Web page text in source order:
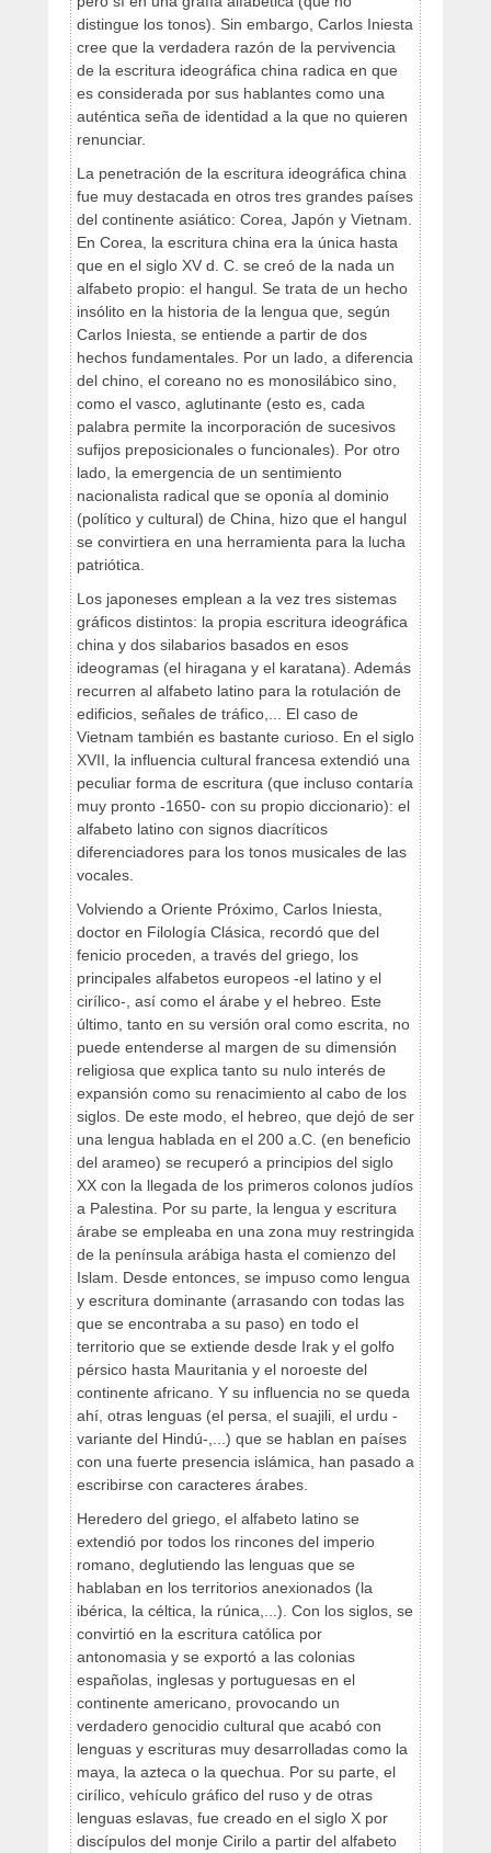
distingue los tonos). Sin embargo, Carlos Iniesta
cree que la verdadera razón de la pervivencia
de la escritura ideográfica china radica en que
es considerada por sus hablantes como una
auténtica seña de identidad a la que no quieren
renunciar.
La penetración de la escritura ideográfica china
fue muy destacada en otros tres grandes países
del continente asiático: Corea, Japón y Vietnam.
En Corea, la escritura china era la única hasta
que en el siglo XV d. C. se creó de la nada un
alfabeto propio: el hangul. Se trata de un hecho
insólito en la historia de la lengua que, según
Carlos Iniesta, se entiende a partir de dos
hechos fundamentales. Por un lado, a diferencia
del chino, el coreano no es monosilábico sino,
como el vasco, aglutinante (esto es, cada
palabra permite la incorporación de sucesivos
sufijos preposicionales o funcionales). Por otro
lado, la emergencia de un sentimiento
nacionalista radical que se oponía al dominio
(político y cultural) de China, hizo que el hangul
se convirtiera en una herramienta para la lucha
patriótica.
Los japoneses emplean a la vez tres sistemas
gráficos distintos: la propia escritura ideográfica
china y dos silabarios basados en esos
ideogramas (el hiragana y el karatana). Además
recurren al alfabeto latino para la rotulación de
edificios, señales de tráfico,... El caso de
Vietnam también es bastante curioso. En el siglo
XVII, la influencia cultural francesa extendió una
peculiar forma de escritura (que incluso contaría
muy pronto -1650- con su propio diccionario): el
alfabeto latino con signos diacríticos
diferenciadores para los tonos musicales de las
vocales.
Volviendo a Oriente Próximo, Carlos Iniesta,
doctor en Filología Clásica, recordó que del
fenicio proceden, a través del griego, los
principales alfabetos europeos -el latino y el
cirílico-, así como el árabe y el hebreo. Este
último, tanto en su versión oral como escrita, no
puede entenderse al margen de su dimensión
religiosa que explica tanto su nulo interés de
expansión como su renacimiento al cabo de los
siglos. De este modo, el hebreo, que dejó de ser
una lengua hablada en el 200 a.C. (en beneficio
del arameo) se recuperó a principios del siglo
XX con la llegada de los primeros colonos judíos
a Palestina. Por su parte, la lengua y escritura
árabe se empleaba en una zona muy restringida
de la península arábiga hasta el comienzo del
Islam. Desde entonces, se impuso como lengua
y escritura dominante (arrasando con todas las
que se encontraba a su paso) en todo el
territorio que se extiende desde Irak y el golfo
pérsico hasta Mauritania y el noroeste del
continente africano. Y su influencia no se queda
ahí, otras lenguas (el persa, el suajili, el urdu -
variante del Hindú-,...) que se hablan en países
con una fuerte presencia islámica, han pasado a
escribirse con caracteres árabes.
Heredero del griego, el alfabeto latino se
extendió por todos los rincones del imperio
romano, deglutiendo las lenguas que se
hablaban en los territorios anexionados (la
ibérica, la céltica, la rúnica,...). Con los siglos, se
convirtió en la escritura católica por
antonomasia y se exportó a las colonias
españolas, inglesas y portuguesas en el
continente americano, provocando un
verdadero genocidio cultural que acabó con
lenguas y escrituras muy desarrolladas como la
maya, la azteca o la quechua. Por su parte, el
cirílico, vehículo gráfico del ruso y de otras
lenguas eslavas, fue creado en el siglo X por
discípulos del monje Cirilo a partir del alfabeto